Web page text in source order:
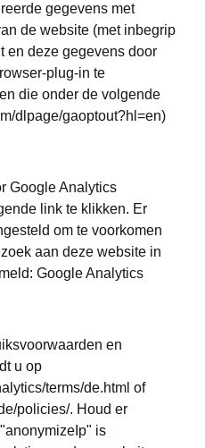
gegevens met
de website (met inbegrip
en deze gegevens door
plug-in te
die onder de volgende
dlpage/gaoptout?hl=en)
Google Analytics
link te klikken. Er
om te voorkomen
aan deze website in
Google Analytics
en
u op
terms/de.html of
policies/. Houd er
is